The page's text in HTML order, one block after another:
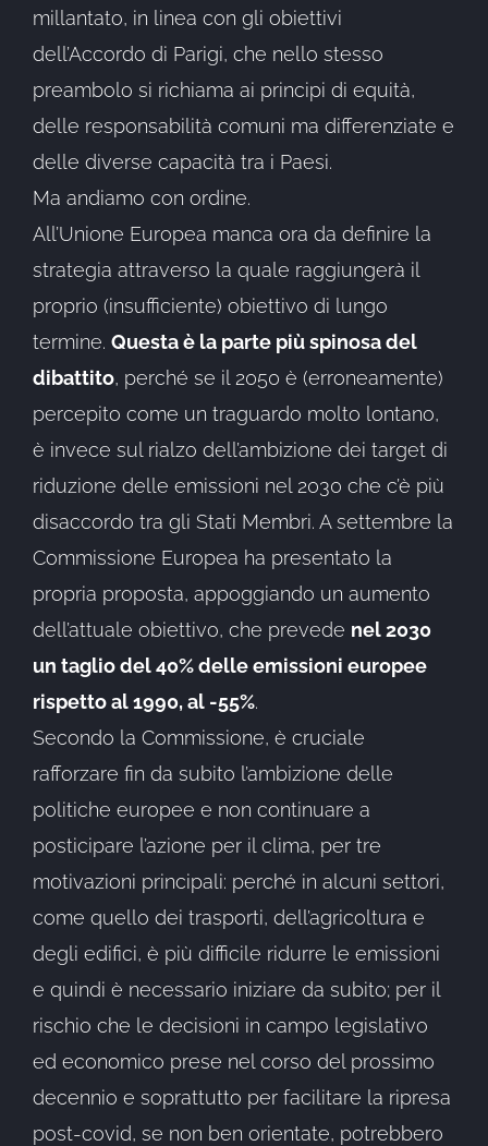
millantato, in linea con gli obiettivi
dell’Accordo di Parigi, che nello stesso
preambolo si richiama ai principi di equità,
delle responsabilità comuni ma differenziate e
delle diverse capacità tra i Paesi.
Ma andiamo con ordine.
All’Unione Europea manca ora da definire la
strategia attraverso la quale raggiungerà il
proprio (insufficiente) obiettivo di lungo
termine. Questa è la parte più spinosa del
dibattito, perché se il 2050 è (erroneamente)
percepito come un traguardo molto lontano,
è invece sul rialzo dell’ambizione dei target di
riduzione delle emissioni nel 2030 che c’è più
disaccordo tra gli Stati Membri. A settembre la
Commissione Europea ha presentato la
propria proposta, appoggiando un aumento
dell’attuale obiettivo, che prevede nel 2030
un taglio del 40% delle emissioni europee
rispetto al 1990, al -55%.
Secondo la Commissione, è cruciale
rafforzare fin da subito l’ambizione delle
politiche europee e non continuare a
posticipare l’azione per il clima, per tre
motivazioni principali: perché in alcuni settori,
come quello dei trasporti, dell’agricoltura e
degli edifici, è più difficile ridurre le emissioni
e quindi è necessario iniziare da subito; per il
rischio che le decisioni in campo legislativo
ed economico prese nel corso del prossimo
decennio e soprattutto per facilitare la ripresa
post-covid, se non ben orientate, potrebbero